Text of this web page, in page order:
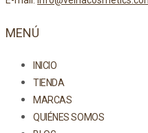
MENÚ
INICIO
TIENDA
MARCAS
QUIÉNES SOMOS